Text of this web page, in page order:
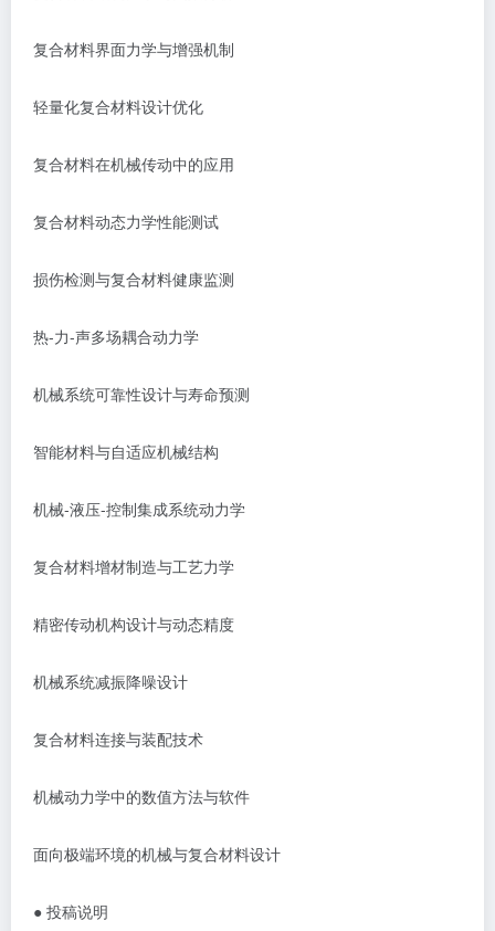
复合材料界面力学与增强机制
轻量化复合材料设计优化
复合材料在机械传动中的应用
复合材料动态力学性能测试
损伤检测与复合材料健康监测
热-力-声多场耦合动力学
机械系统可靠性设计与寿命预测
智能材料与自适应机械结构
机械-液压-控制集成系统动力学
复合材料增材制造与工艺力学
精密传动机构设计与动态精度
机械系统减振降噪设计
复合材料连接与装配技术
机械动力学中的数值方法与软件
面向极端环境的机械与复合材料设计
● 投稿说明